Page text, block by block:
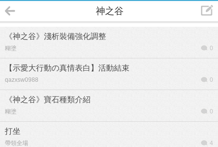
神之谷
《神之谷》淺析裝備強化調整
糊塗 0
【示愛大行動の真情表白】活動結束
qazxsw0988 0
《神之谷》寶石種類介紹
糊塗 0
打坐
帶領全場 4